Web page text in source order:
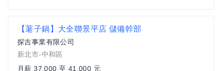
【荖子鍋】大全聯景平店 儲備幹部
探吉事業有限公司
新北市-中和區
月薪 37,000 至 41,000 元